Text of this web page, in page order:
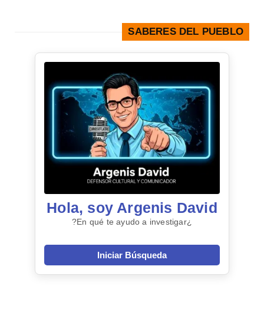
SABERES DEL PUEBLO
Hola, soy Argenis David
¿En qué te ayudo a investigar?
Iniciar Búsqueda